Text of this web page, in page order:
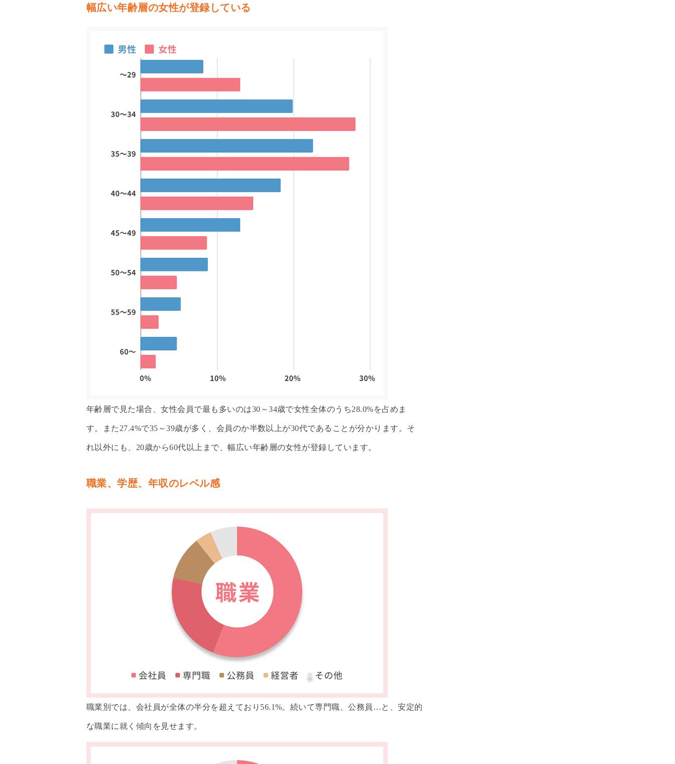
幅広い年齢層の女性が登録している
年齢層で見た場合、女性会員で最も多いのは30～34歳で女性全体のうち28.0%を占めま
す。また27.4%で35～39歳が多く、会員のか半数以上が30代であることが分かります。そ
れ以外にも、20歳から60代以上まで、幅広い年齢層の女性が登録しています。
職業、学歴、年収のレベル感
職業別では、会社員が全体の半分を超えており56.1%。続いて専門職、公務員…と、安定的
な職業に就く傾向を見せます。